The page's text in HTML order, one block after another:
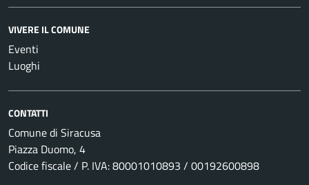
VIVERE IL COMUNE
Eventi
Luoghi
CONTATTI
Comune di Siracusa
Piazza Duomo, 4
Codice fiscale / P. IVA: 80001010893 / 00192600898